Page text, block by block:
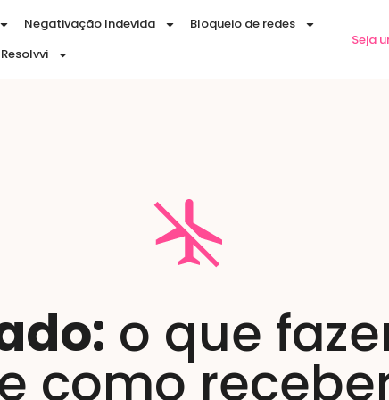
Negativação Indevida
Bloqueio de redes
Seja
o que
como